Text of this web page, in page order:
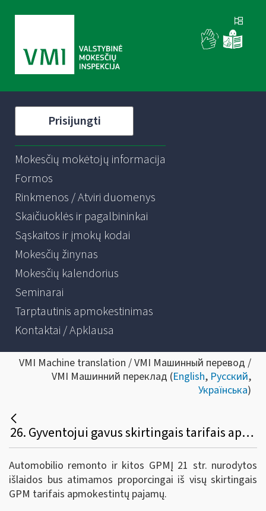
Prisijungti
Mokesčių mokėtojų informacija
Formos
Rinkmenos / Atviri duomenys
Skaičiuoklės ir pagalbininkai
Sąskaitos ir įmokų kodai
Mokesčių žinynas
Mokesčių kalendorius
Seminarai
Tarptautinis apmokestinimas
Kontaktai / Apklausa
VMI Machine translation / VMI Машинный перевод /
VMI Машинний переклад (English, Русский,
Українська)
26. Gyventojui gavus skirtingais tarifais apmokestintų pajamų, kuriuo (15, 20 ar 27 procentų) GPM tarifu apmokestintos pajamos bus mažinamos automobilio remonto išlaidomis?
Automobilio remonto ir kitos GPMĮ 21 str. nurodytos
išlaidos bus atimamos proporcingai iš visų skirtingais
GPM tarifais apmokestintų pajamų.